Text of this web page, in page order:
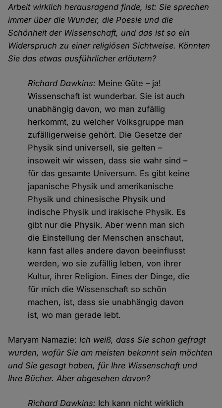
Arbeit wirklich herausragend finde, ist: Sie sprechen
immer über die Wunder, die Poesie und die
Schönheit der Wissenschaft, und das ist so ein
Widerspruch zu einer religiösen Sichtweise. Könnten
Sie das etwas ausführlicher erläutern?
Richard Dawkins: Meine Güte – ja!
Wissenschaft ist wunderbar. Sie ist auch
unabhängig davon, wo man zufällig
herkommt, zu welcher Volksgruppe man
zufälligerweise gehört. Die Gesetze der
Physik sind universell, sie gelten –
insoweit wir wissen, dass sie wahr sind –
für das gesamte Universum. Es gibt keine
japanische Physik und amerikanische
Physik und chinesische Physik und
indische Physik und irakische Physik. Es
gibt nur die Physik. Aber wenn man sich
die Einstellung der Menschen anschaut,
kann fast alles andere davon beeinflusst
werden, wo sie zufällig leben, von ihrer
Kultur, ihrer Religion. Eines der Dinge, die
für mich die Wissenschaft so schön
machen, ist, dass sie unabhängig davon
ist, wo man gerade lebt.
Maryam Namazie:Ich weiß, dass Sie schon gefragt
wurden, wofür Sie am meisten bekannt sein möchten
und Sie gesagt haben, für Ihre Wissenschaft und
Ihre Bücher. Aber abgesehen davon?
Richard Dawkins: Ich kann nicht wirklich